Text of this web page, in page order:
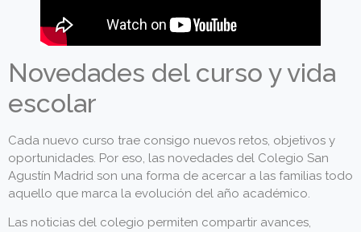
Novedades del curso y vida
escolar
Cada nuevo curso trae consigo nuevos retos, objetivos y
oportunidades. Por eso, las novedades del Colegio San
Agustín Madrid son una forma de acercar a las familias todo
aquello que marca la evolución del año académico.
Las noticias del colegio permiten compartir avances,